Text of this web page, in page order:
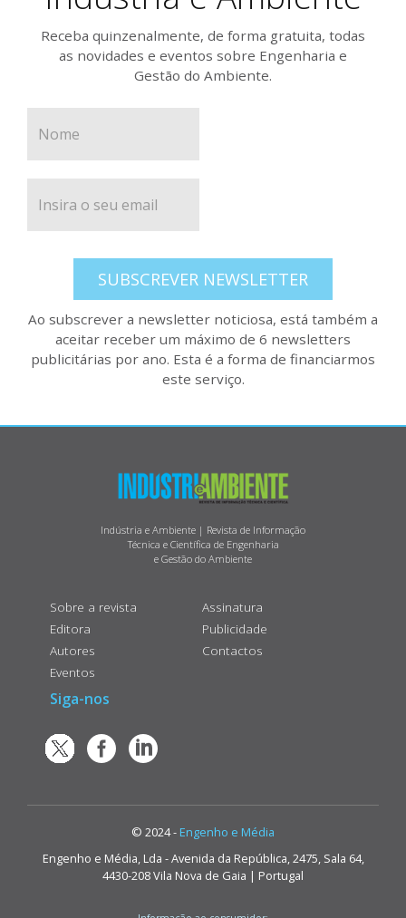
Receba quinzenalmente, de forma gratuita, todas
as novidades e eventos sobre Engenharia e
Gestão do Ambiente.
SUBSCREVER NEWSLETTER
Ao subscrever a newsletter noticiosa, está também a
aceitar receber um máximo de 6 newsletters
publicitárias por ano. Esta é a forma de financiarmos
este serviço.
Indústria e Ambiente | Revista de Informação
Técnica e Científica de Engenharia
e Gestão do Ambiente
Sobre a revista
Editora
Autores
Eventos
Assinatura
Publicidade
Contactos
Siga-nos
© 2024 - Engenho e Média
Engenho e Média, Lda - Avenida da República, 2475, Sala 64,
4430-208 Vila Nova de Gaia | Portugal